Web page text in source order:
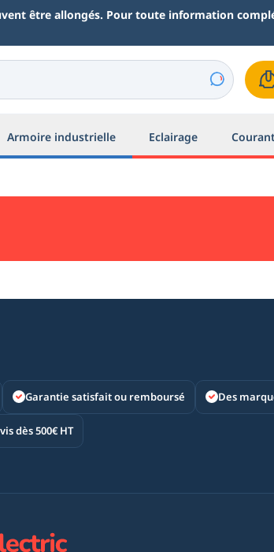
être allongés. Pour toute information
Armoire industrielle Eclairage
Garantie satisfait ou remboursé Des
dès 500€ HT